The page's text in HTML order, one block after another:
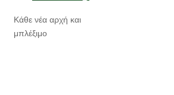
Κάθε νέα αρχή και
μπλέξιμο